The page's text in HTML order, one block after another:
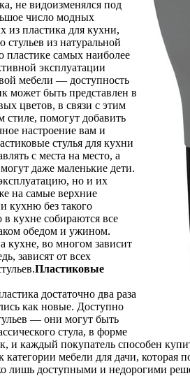
не видоизменялся под
число модных
из пластика для кухни,
из натуральной
пластике самых наиболее
эксплуатации
мебели — доступность
может быть представлен в
цветов, в связи с этим
стиле, помогут добавить
настроение вам и
стулья для кухни
с места на место, а
даже маленькие дети.
но и их
на самые верхние
кухню без такого
в кухне собираются все
обедом и ужином.
кухне, во многом зависит
зависят от всех
Пластиковые
достаточно два раза
как новые. Доступно
— они могут быть
стула, в форме
и каждый покупатель способен
категории мебели для дачи,
лишь доступными и недорогими